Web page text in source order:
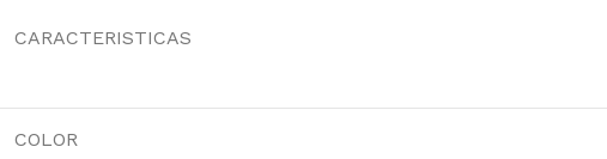
Monocomandos
CARACTERISTICAS
COLOR